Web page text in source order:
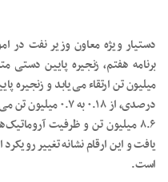
دستیار ویژه معاون وزیر نفت در
یافت و این ارقام نشانه تغییر
است.